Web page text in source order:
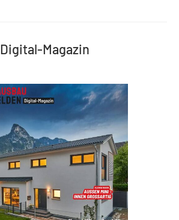
Digital-Magazin